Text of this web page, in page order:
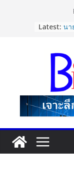
Latest: นา
กำ
แน
เค
ปฏิ
กา
เดี
แ
คุ้ม